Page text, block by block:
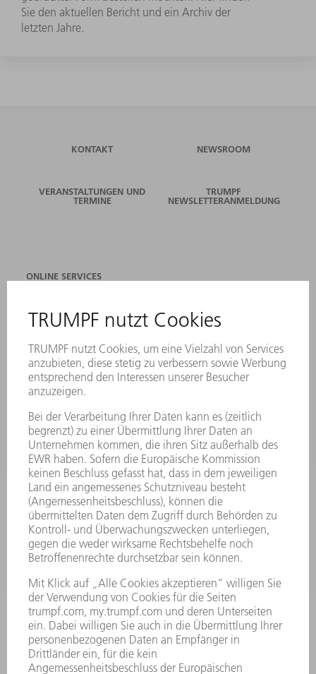
Sie den aktuellen Bericht und ein Archiv der
letzten Jahre.
KONTAKT NEWSROOM
VERANSTALTUNGEN UND
TERMINE
TRUMPF
NEWSLETTERANMELDUNG
ONLINE SERVICES
STANDORTE
NEWSLETTER-ANMELDUNG
MYTRUMPF
SICHERHEITSDATENBLÄTTER
PRODUKTE
LASER
LEISTUNGSELEKTRONIK
ELEKTROWERKZEUGE
SMART FACTORY
SOFTWARE
SERVICES
ANWENDUNGEN
BRANCHEN
UNTERNEHMEN
KARRIERE
STELLENANGEBOTE
VORSTAND
GESCHÄFTSBERICHT
UNTERNEHMENSGRUNDSÄTZE
COMPLIANCE
HINWEISGEBERSYSTEM
SECURITY
PRESSEMITTEILUNGEN